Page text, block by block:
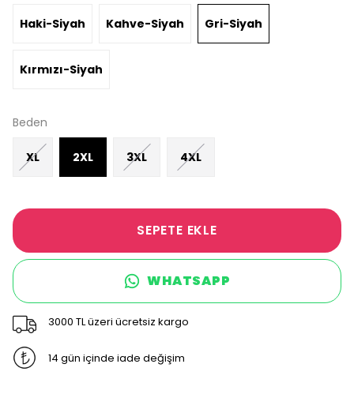
Haki-Siyah Kahve-Siyah Gri-Siyah
Kırmızı-Siyah
Beden
XL 2XL 3XL 4XL
SEPETE EKLE
WHATSAPP
3000 TL üzeri ücretsiz kargo
14 gün içinde iade değişim